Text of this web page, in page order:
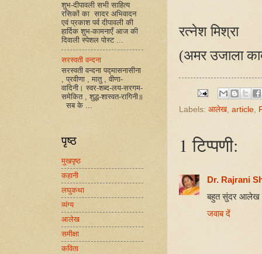
रत्नेश मिश्रा
(अमर उजाला
Labels: आलेख article
1 टिप्पणी:
Dr. Rajrani
बहुत सुंदर आलेख
जवाब दें
शुभ-दीपावली सभी साहित्य
रसिकों का सादर अभिवादन
एवं प्रकाश पर्व दीपावली की
हार्दिक शुभ-कामनाएँ आज की
दिवाली स्पेशल पोस्ट ...
सरस्वती वन्दना
सरस्वती वन्दना पद्मासनासीना
, प्रवीणा , मातु , वीणा-
वादिनी। स्वर-शब्द-लय-सरगम-
समेकित , शुद्ध-शास्वत-रागिनी॥
सब के ...
पृष्ठ
मुखपृष्ठ
कहानी
लघुकथा
व्यंग्य
आलेख
समीक्षा
कविता